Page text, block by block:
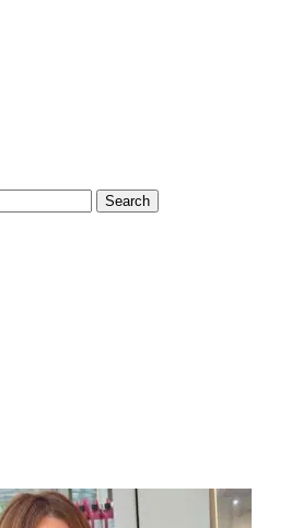
Search